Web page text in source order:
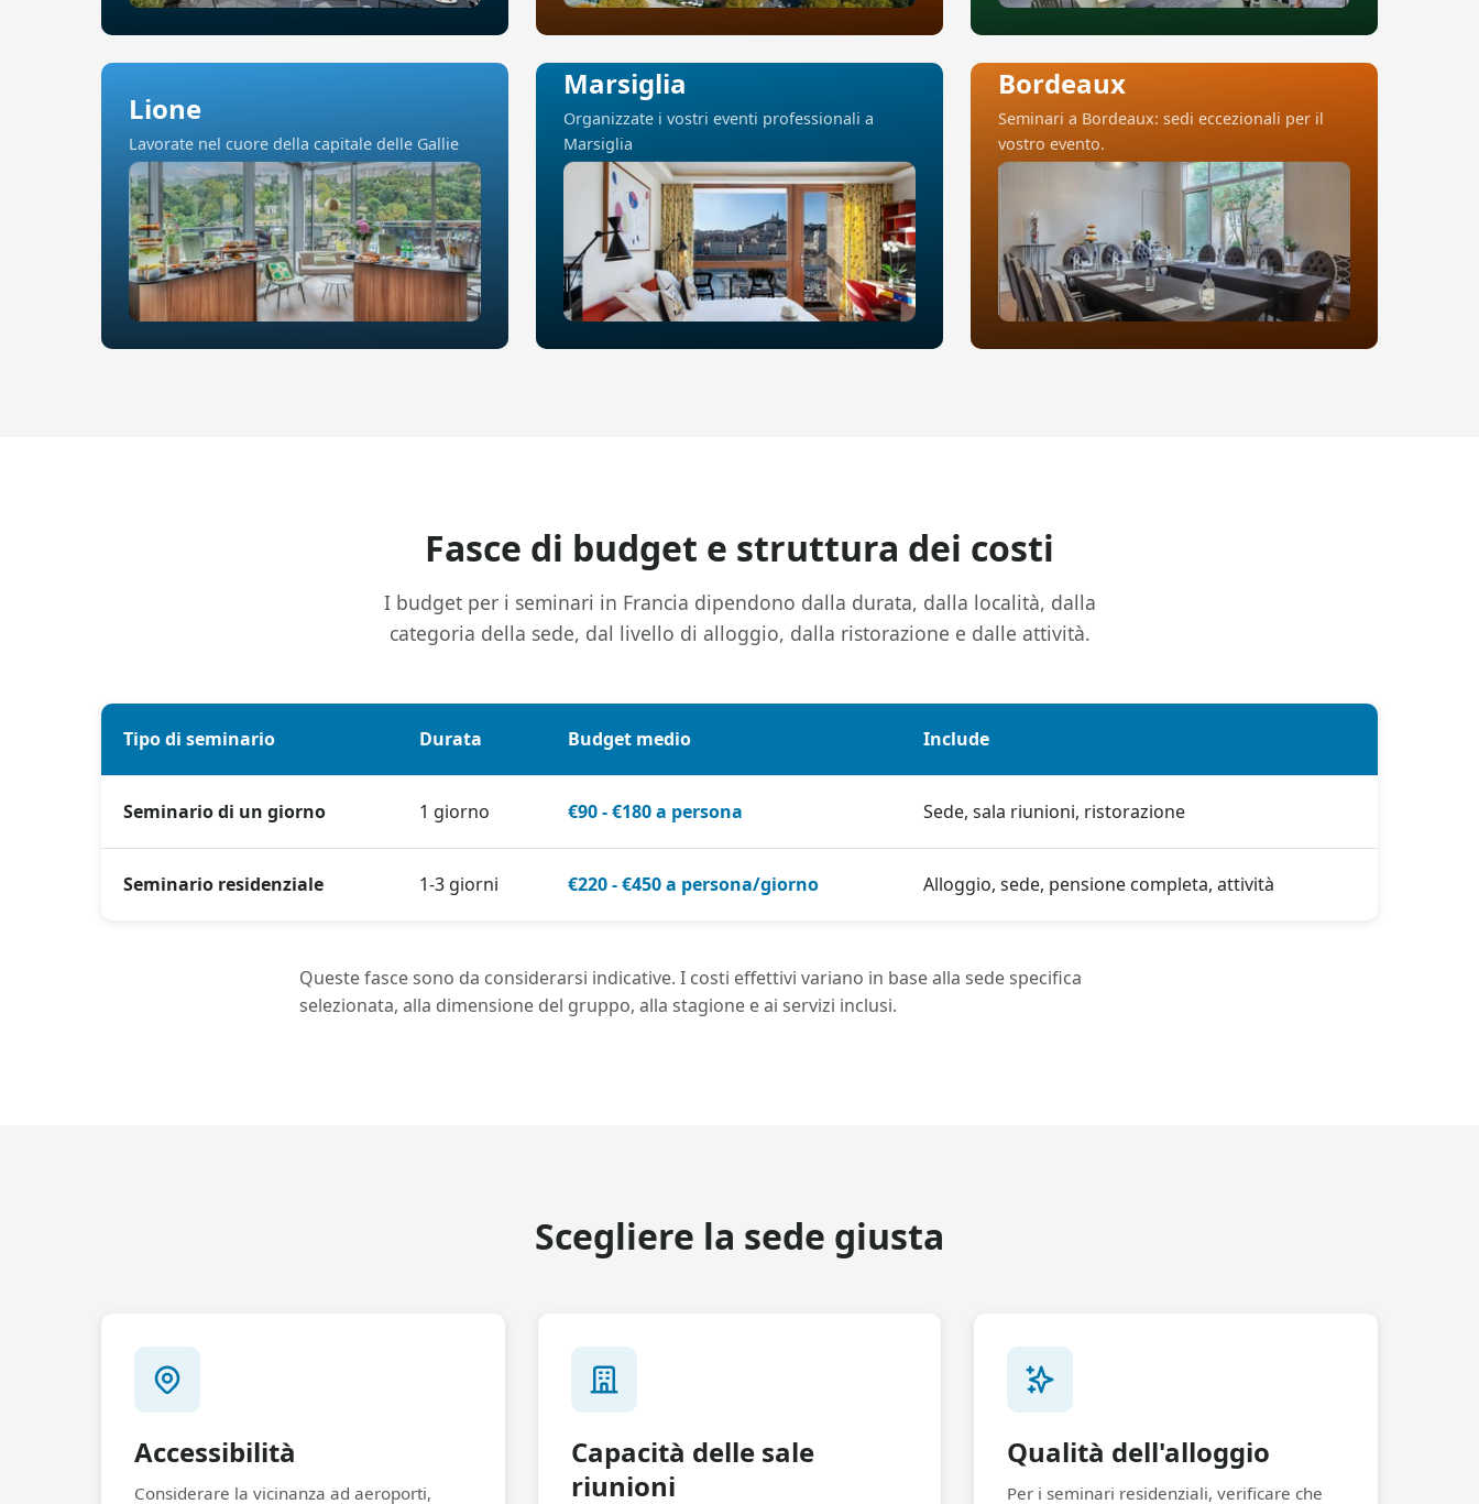
Lione
Lavorate nel cuore della capitale delle Gallie
Marsiglia
Organizzate i vostri eventi professionali a
Marsiglia
Bordeaux
Seminari a Bordeaux: sedi eccezionali per il
vostro evento.
Fasce di budget e struttura dei costi
I budget per i seminari in Francia dipendono dalla durata, dalla località, dalla
categoria della sede, dal livello di alloggio, dalla ristorazione e dalle attività.
Tipo di seminario Durata Budget medio Include
Seminario di un giorno 1 giorno €90 - €180 a persona Sede, sala riunioni, ristorazione
Seminario residenziale 1-3 giorni €220 - €450 a persona/giorno Alloggio, sede, pensione completa, attività
Queste fasce sono da considerarsi indicative. I costi effettivi variano in base alla sede specifica
selezionata, alla dimensione del gruppo, alla stagione e ai servizi inclusi.
Scegliere la sede giusta
Accessibilità
Considerare la vicinanza ad aeroporti,
Capacità delle sale
riunioni
Qualità dell'alloggio
Per i seminari residenziali, verificare che